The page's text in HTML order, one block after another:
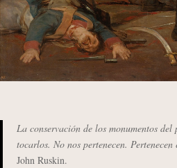
La conservación de los monumentos
tocarlos. No nos pertenecen.
John Ruskin.